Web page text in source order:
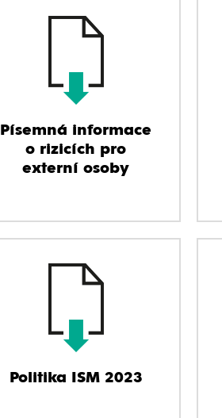
Písemná informace
o rizicích pro
externí osoby
Politika ISM 2023